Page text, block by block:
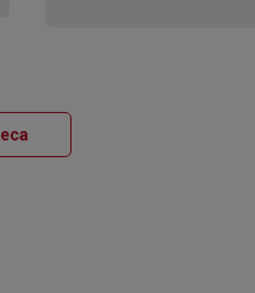
Ventana nueva